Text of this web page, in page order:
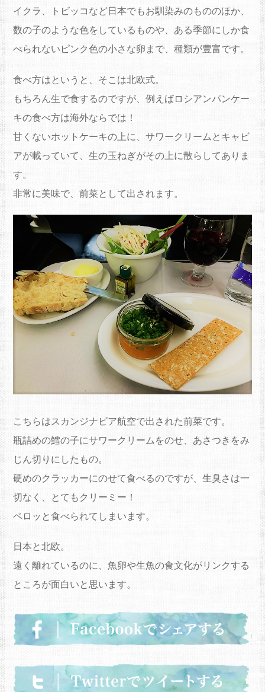
イクラ、トビッコなど日本でもお馴染みのもののほか、
数の子のような色をしているものや、ある季節にしか食
べられないピンク色の小さな卵まで、種類が豊富です。
食べ方はというと、そこは北欧式。
もちろん生で食するのですが、例えばロシアンパンケー
キの食べ方は海外ならでは！
甘くないホットケーキの上に、サワークリームとキャビ
アが載っていて、生の玉ねぎがその上に散らしてありま
す。
非常に美味で、前菜として出されます。
こちらはスカンジナビア航空で出された前菜です。
瓶詰めの鱈の子にサワークリームをのせ、あさつきをみ
じん切りにしたもの。
硬めのクラッカーにのせて食べるのですが、生臭さは一
切なく、とてもクリーミー！
ペロッと食べられてしまいます。
日本と北欧。
遠く離れているのに、魚卵や生魚の食文化がリンクする
ところが面白いと思います。